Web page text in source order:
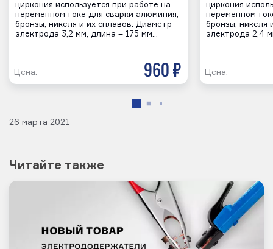
циркония используется при работе на
переменном токе для сварки алюминия,
бронзы, никеля и их сплавов. Диаметр
электрода 3,2 мм, длина – 175 мм…
Цена: 960 р
циркония
переменном
бронзы, никеля
электрода 2,4
Цена:
26 марта 2021
Читайте также